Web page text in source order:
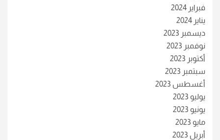
فبراير 2024
يناير 2024
ديسمبر 2023
نوفمبر 2023
أكتوبر 2023
سبتمبر 2023
أغسطس 2023
يوليو 2023
يونيو 2023
مايو 2023
أبريل 2023